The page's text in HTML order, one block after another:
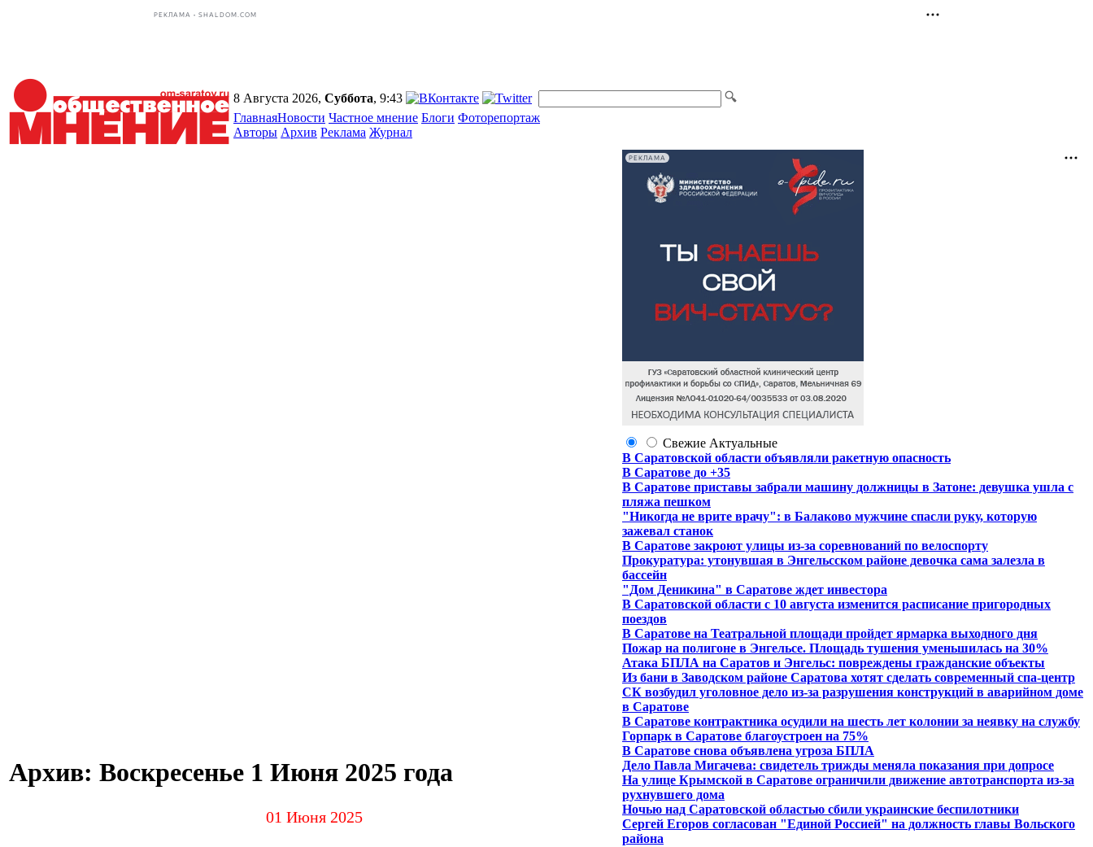
РЕКЛАМА • SHALDOM.COM
8 Августа 2026, Суббота, 9:43
ГлавнаяНовости Частное мнение Блоги Фоторепортаж
Авторы Архив Реклама Журнал
Архив: Воскресенье 1 Июня 2025 года
01 Июня 2025
РЕКЛАМА
Свежие Актуальные
В Саратовской области объявляли ракетную опасность
В Саратове до +35
В Саратове приставы забрали машину должницы в Затоне: девушка ушла с
пляжа пешком
"Никогда не врите врачу": в Балаково мужчине спасли руку, которую
зажевал станок
В Саратове закроют улицы из-за соревнований по велоспорту
Прокуратура: утонувшая в Энгельсском районе девочка сама залезла в
бассейн
"Дом Деникина" в Саратове ждет инвестора
В Саратовской области с 10 августа изменится расписание пригородных
поездов
В Саратове на Театральной площади пройдет ярмарка выходного дня
Пожар на полигоне в Энгельсе. Площадь тушения уменьшилась на 30%
Атака БПЛА на Саратов и Энгельс: повреждены гражданские объекты
Из бани в Заводском районе Саратова хотят сделать современный спа-центр
СК возбудил уголовное дело из-за разрушения конструкций в аварийном доме
в Саратове
В Саратове контрактника осудили на шесть лет колонии за неявку на службу
Горпарк в Саратове благоустроен на 75%
В Саратове снова объявлена угроза БПЛА
Дело Павла Мигачева: свидетель трижды меняла показания при допросе
На улице Крымской в Саратове ограничили движение автотранспорта из-за
рухнувшего дома
Ночью над Саратовской областью сбили украинские беспилотники
Сергей Егоров согласован "Единой Россией" на должность главы Вольского
района